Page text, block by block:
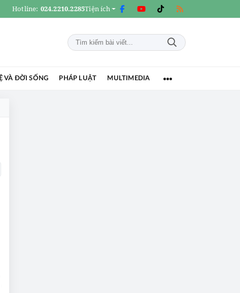
Hotline: 024.2210.2285Tiện ích
VÀ ĐỜI SỐNG PHÁP LUẬT MULTIMEDIA